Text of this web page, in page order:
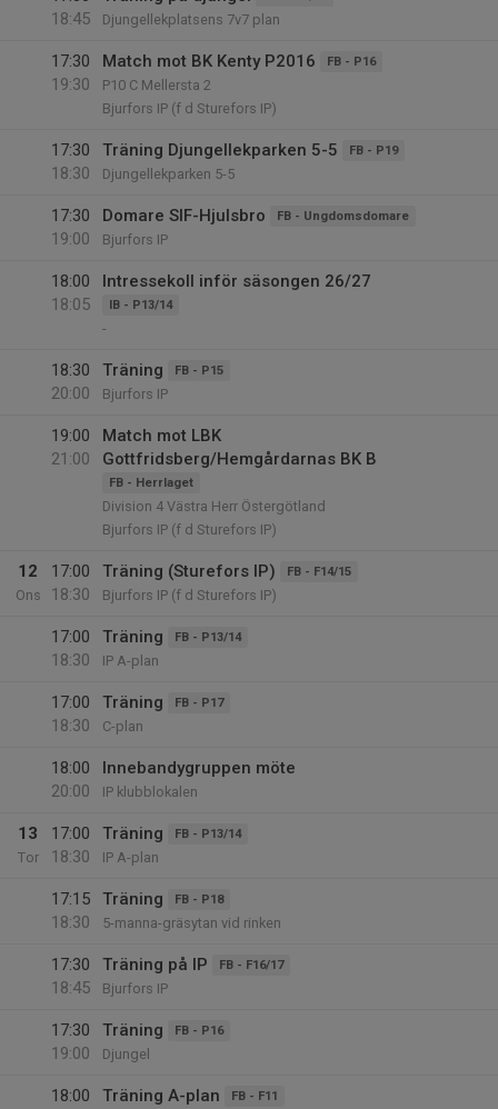
18:45
Djungellekplatsens 7v7 plan
17:30
19:30
Match mot BK Kenty P2016 FB - P16
P10 C Mellersta 2
Bjurfors IP (f d Sturefors IP)
17:30
18:30
Träning Djungellekparken 5-5 FB - P19
Djungellekparken 5-5
17:30
19:00
Domare SIF-Hjulsbro FB - Ungdomsdomare
Bjurfors IP
18:00
18:05
Intressekoll inför säsongen 26/27
IB - P13/14
-
18:30
20:00
Träning FB - P15
Bjurfors IP
19:00
21:00
Match mot LBK
Gottfridsberg/Hemgårdarnas BK B
FB - Herrlaget
Division 4 Västra Herr Östergötland
Bjurfors IP (f d Sturefors IP)
12
Ons
17:00
18:30
Träning (Sturefors IP) FB - F14/15
Bjurfors IP (f d Sturefors IP)
17:00
18:30
Träning FB - P13/14
IP A-plan
17:00
18:30
Träning FB - P17
C-plan
18:00
20:00
Innebandygruppen möte
IP klubblokalen
13
Tor
17:00
18:30
Träning FB - P13/14
IP A-plan
17:15
18:30
Träning FB - P18
5-manna-gräsytan vid rinken
17:30
18:45
Träning på IP FB - F16/17
Bjurfors IP
17:30
19:00
Träning FB - P16
Djungel
18:00
Träning A-plan FB - F11